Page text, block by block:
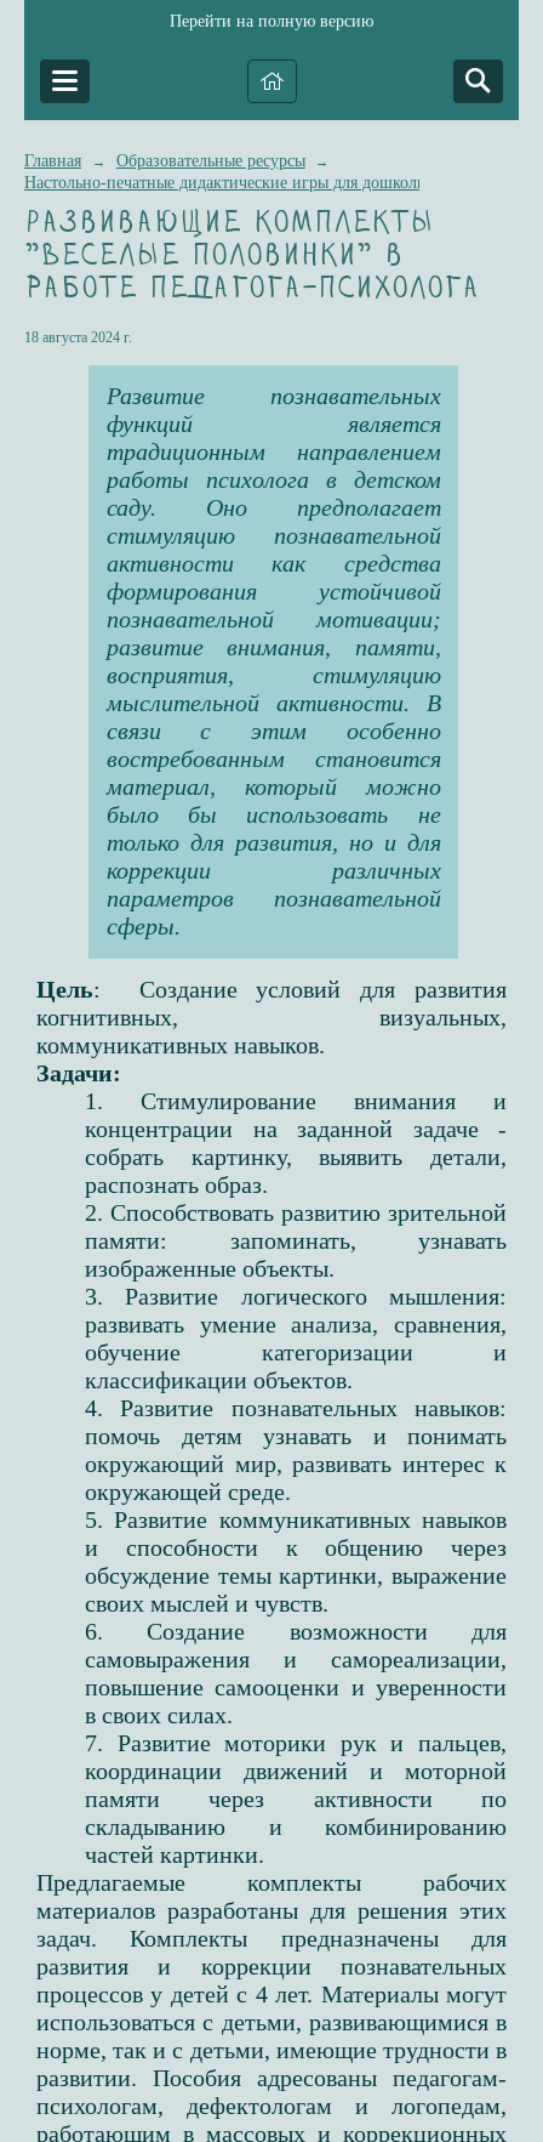
Перейти на полную версию
Главная → Образовательные ресурсы →
Настольно-печатные дидактические игры для дошкольников
Развивающие комплекты
"Веселые половинки" в
работе педагога-психолога
18 августа 2024 г.
Развитие познавательных
функций является
традиционным направлением
работы психолога в детском
саду. Оно предполагает
стимуляцию познавательной
активности как средства
формирования устойчивой
познавательной мотивации;
развитие внимания, памяти,
восприятия, стимуляцию
мыслительной активности. В
связи с этим особенно
востребованным становится
материал, который можно
было бы использовать не
только для развития, но и для
коррекции различных
параметров познавательной
сферы.
Цель: Создание условий для развития
когнитивных, визуальных,
коммуникативных навыков.
Задачи:
1. Стимулирование внимания и
концентрации на заданной задаче -
собрать картинку, выявить детали,
распознать образ.
2. Способствовать развитию зрительной
памяти: запоминать, узнавать
изображенные объекты.
3. Развитие логического мышления:
развивать умение анализа, сравнения,
обучение категоризации и
классификации объектов.
4. Развитие познавательных навыков:
помочь детям узнавать и понимать
окружающий мир, развивать интерес к
окружающей среде.
5. Развитие коммуникативных навыков
и способности к общению через
обсуждение темы картинки, выражение
своих мыслей и чувств.
6. Создание возможности для
самовыражения и самореализации,
повышение самооценки и уверенности
в своих силах.
7. Развитие моторики рук и пальцев,
координации движений и моторной
памяти через активности по
складыванию и комбинированию
частей картинки.
Предлагаемые комплекты рабочих
материалов разработаны для решения этих
задач. Комплекты предназначены для
развития и коррекции познавательных
процессов у детей с 4 лет. Материалы могут
использоваться с детьми, развивающимися в
норме, так и с детьми, имеющие трудности в
развитии. Пособия адресованы педагогам-
психологам, дефектологам и логопедам,
работающим в массовых и коррекционных